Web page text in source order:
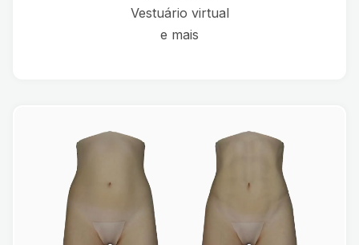
Vestuário virtual
e mais